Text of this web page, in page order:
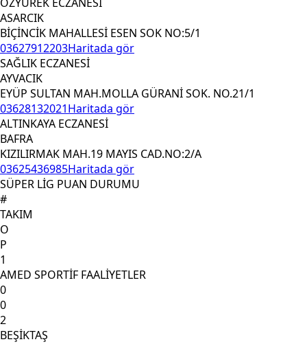
ASARCIK
BİÇİNCİK MAHALLESİ ESEN SOK NO:5/1
03627912203Haritada gör
SAĞLIK ECZANESİ
AYVACIK
EYÜP SULTAN MAH.MOLLA GÜRANİ SOK. NO.21/1
03628132021Haritada gör
ALTINKAYA ECZANESİ
BAFRA
KIZILIRMAK MAH.19 MAYIS CAD.NO:2/A
03625436985Haritada gör
SÜPER LİG PUAN DURUMU
#
TAKIM
O
P
1
AMED SPORTİF FAALİYETLER
0
0
2
BEŞİKTAŞ